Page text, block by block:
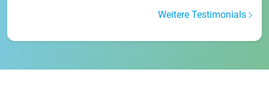
Weitere Testimonials